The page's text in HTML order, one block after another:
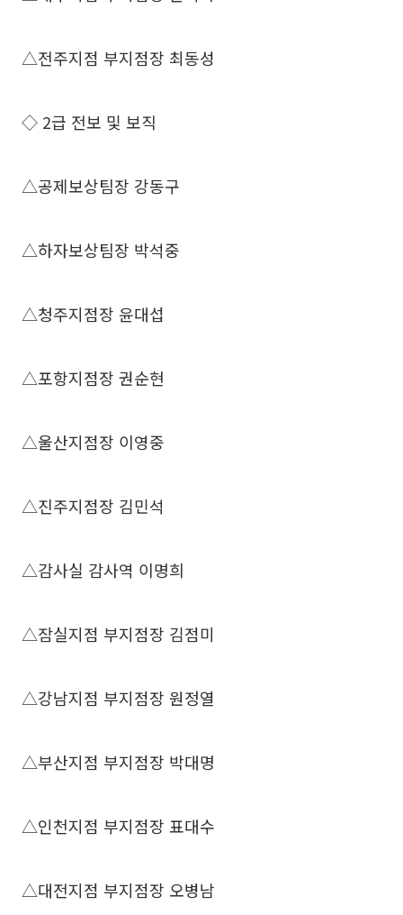
△전주지점 부지점장 최동성
◇ 2급 전보 및 보직
△공제보상팀장 강동구
△하자보상팀장 박석중
△청주지점장 윤대섭
△포항지점장 권순현
△울산지점장 이영중
△진주지점장 김민석
△감사실 감사역 이명희
△잠실지점 부지점장 김점미
△강남지점 부지점장 원정열
△부산지점 부지점장 박대명
△인천지점 부지점장 표대수
△대전지점 부지점장 오병남